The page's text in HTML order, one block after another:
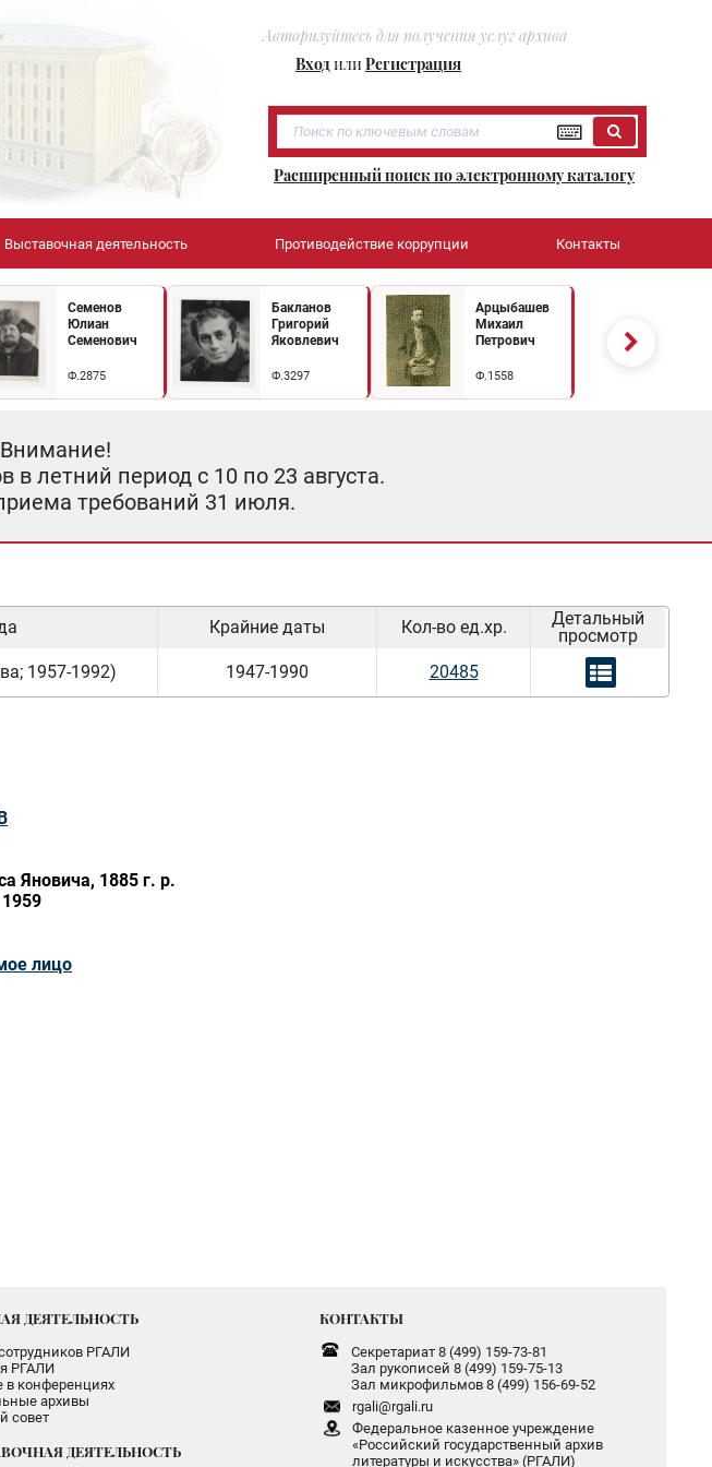
Авторизуйтесь для получения услуг архива
ВходилиРегистрация
Расширенный поиск по электронному каталогу
Выставочная деятельность Противодействие коррупции Контакты
Семенов
Юлиан
Семенович
Ф.2875
Бакланов
Григорий
Яковлевич
Ф.3297
Арцыбашев
Михаил
Петрович
Ф.1558
Внимание!
летний период с 10 по 23 августа.
требований 31 июля.
Крайние даты Кол-во ед.хр.
Детальный
просмотр
1957-1992) 1947-1990 20485
Яновича, 1885 г. р.
лицо
ДЕЯТЕЛЬНОСТЬ
РГАЛИ
РГАЛИ
в конференциях
архивы
совет
ДЕЯТЕЛЬНОСТЬ
КОНТАКТЫ
Секретариат 8 (499) 159-73-81
Зал рукописей 8 (499) 159-75-13
Зал микрофильмов 8 (499) 156-69-52
rgali@rgali.ru
Федеральное казенное учреждение
«Российский государственный архив
литературы и искусства» (РГАЛИ)